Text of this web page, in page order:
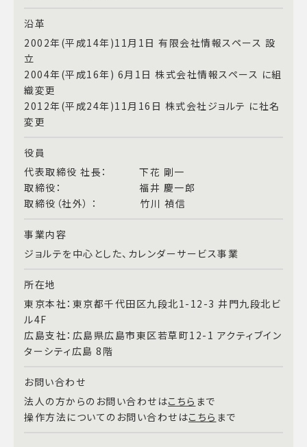
沿革
2002年(平成14年)11月1日 有限会社情報スペース 設
立
2004年(平成16年) 6月1日 株式会社情報スペース に組
織変更
2012年(平成24年)11月16日 株式会社ジョルテ に社名
変更
役員
代表取締役 社長： 下花 剛一
取締役： 福井 慶一郎
取締役（社外） ： 竹川 禎信
事業内容
ジョルテを中心とした、カレンダーサービス事業
所在地
東京本社：東京都千代田区九段北1-12-3 井門九段北ビ
ル4F
広島支社：広島県広島市東区若草町12-1 アクティブイン
ターシティ広島 8階
お問い合わせ
法人の方からのお問い合わせはこちら まで
操作方法についてのお問い合わせはこちら まで